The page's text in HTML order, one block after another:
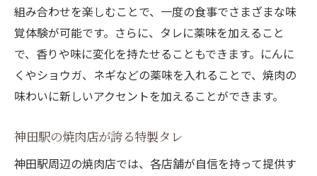
組み合わせを楽しむことで、一度の食事でさまざまな味
覚体験が可能です。さらに、タレに薬味を加えること
で、香りや味に変化を持たせることもできます。にんに
くやショウガ、ネギなどの薬味を入れることで、焼肉の
味わいに新しいアクセントを加えることができます。
神田駅の焼肉店が誇る特製タレ
神田駅周辺の焼肉店では、各店舗が自信を持って提供す